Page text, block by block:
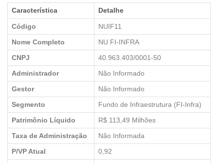
Característica Detalhe
Código NUIF11
Nome Completo NU FI-INFRA
CNPJ 40.963.403/0001-50
Administrador Não Informado
Gestor Não Informado
Segmento Fundo de Infraestrutura (FI-Infra)
Patrimônio Líquido R$ 113,49 Milhões
Taxa de Administração Não Informada
P/VP Atual 0,92